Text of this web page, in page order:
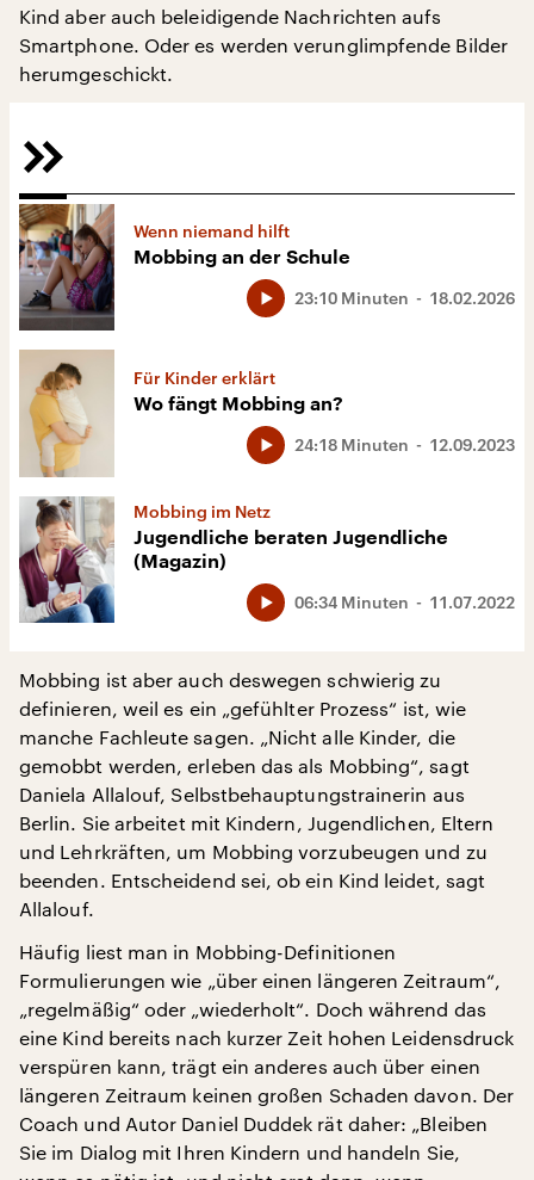
Kind aber auch beleidigende Nachrichten aufs
Smartphone. Oder es werden verunglimpfende Bilder
herumgeschickt.
Wenn niemand hilft
Mobbing an der Schule
18.02.2026
23:10 Minuten
Für Kinder erklärt
Wo fängt Mobbing an?
12.09.2023
24:18 Minuten
Mobbing im Netz
Jugendliche beraten Jugendliche
(Magazin)
11.07.2022
06:34 Minuten
Mobbing ist aber auch deswegen schwierig zu
definieren, weil es ein „gefühlter Prozess“ ist, wie
manche Fachleute sagen. „Nicht alle Kinder, die
gemobbt werden, erleben das als Mobbing“, sagt
Daniela Allalouf, Selbstbehauptungstrainerin aus
Berlin. Sie arbeitet mit Kindern, Jugendlichen, Eltern
und Lehrkräften, um Mobbing vorzubeugen und zu
beenden. Entscheidend sei, ob ein Kind leidet, sagt
Allalouf.
Häufig liest man in Mobbing-Definitionen
Formulierungen wie „über einen längeren Zeitraum“,
„regelmäßig“ oder „wiederholt“. Doch während das
eine Kind bereits nach kurzer Zeit hohen Leidensdruck
verspüren kann, trägt ein anderes auch über einen
längeren Zeitraum keinen großen Schaden davon. Der
Coach und Autor Daniel Duddek rät daher: „Bleiben
Sie im Dialog mit Ihren Kindern und handeln Sie,